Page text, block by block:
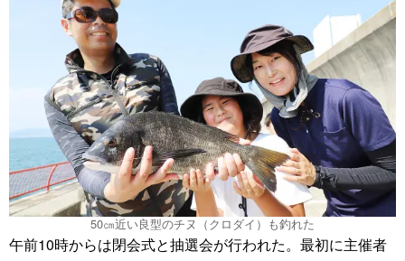
50㎝近い良型のチヌ（クロダイ）も釣れた
午前10時からは閉会式と抽選会が行われた。最初に主催者